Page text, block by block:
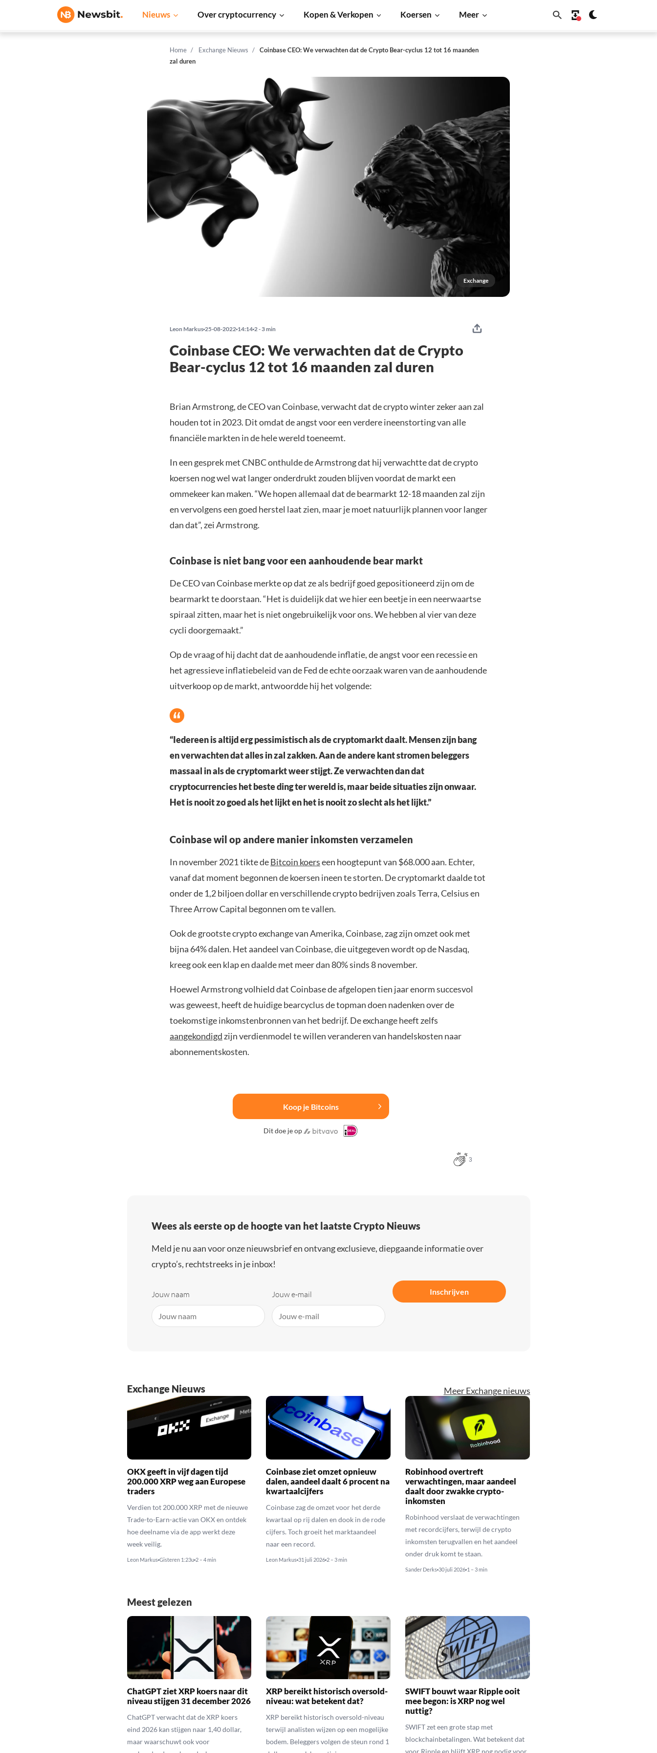
Nieuws Over cryptocurrency Kopen & Verkopen Koersen Meer
Home Exchange Nieuws
Coinbase CEO: We verwachten dat de Crypto Bear-cyclus 12 tot 16 maanden
zal duren
Exchange
Leon Markus 25-08-2022 14:14 2 - 3 min
Coinbase CEO: We verwachten dat de Crypto
Bear-cyclus 12 tot 16 maanden zal duren
Brian Armstrong, de CEO van Coinbase, verwacht dat de crypto winter zeker aan zal
houden tot in 2023. Dit omdat de angst voor een verdere ineenstorting van alle
financiële markten in de hele wereld toeneemt.
In een gesprek met CNBC onthulde de Armstrong dat hij verwachtte dat de crypto
koersen nog wel wat langer onderdrukt zouden blijven voordat de markt een
ommekeer kan maken. “We hopen allemaal dat de bearmarkt 12-18 maanden zal zijn
en vervolgens een goed herstel laat zien, maar je moet natuurlijk plannen voor langer
dan dat”, zei Armstrong.
Coinbase is niet bang voor een aanhoudende bear markt
De CEO van Coinbase merkte op dat ze als bedrijf goed gepositioneerd zijn om de
bearmarkt te doorstaan. “Het is duidelijk dat we hier een beetje in een neerwaartse
spiraal zitten, maar het is niet ongebruikelijk voor ons. We hebben al vier van deze
cycli doorgemaakt.”
Op de vraag of hij dacht dat de aanhoudende inflatie, de angst voor een recessie en
het agressieve inflatiebeleid van de Fed de echte oorzaak waren van de aanhoudende
uitverkoop op de markt, antwoordde hij het volgende:
“Iedereen is altijd erg pessimistisch als de cryptomarkt daalt. Mensen zijn bang
en verwachten dat alles in zal zakken. Aan de andere kant stromen beleggers
massaal in als de cryptomarkt weer stijgt. Ze verwachten dan dat
cryptocurrencies het beste ding ter wereld is, maar beide situaties zijn onwaar.
Het is nooit zo goed als het lijkt en het is nooit zo slecht als het lijkt.”
Coinbase wil op andere manier inkomsten verzamelen
In november 2021 tikte deBitcoin koerseen hoogtepunt van $68.000 aan. Echter,
vanaf dat moment begonnen de koersen ineen te storten. De cryptomarkt daalde tot
onder de 1,2 biljoen dollar en verschillende crypto bedrijven zoals Terra, Celsius en
Three Arrow Capital begonnen om te vallen.
Ook de grootste crypto exchange van Amerika, Coinbase, zag zijn omzet ook met
bijna 64% dalen. Het aandeel van Coinbase, die uitgegeven wordt op de Nasdaq,
kreeg ook een klap en daalde met meer dan 80% sinds 8 november.
Hoewel Armstrong volhield dat Coinbase de afgelopen tien jaar enorm succesvol
was geweest, heeft de huidige bearcyclus de topman doen nadenken over de
toekomstige inkomstenbronnen van het bedrijf. De exchange heeft zelfs
aangekondigd zijn verdienmodel te willen veranderen van handelskosten naar
abonnementskosten.
Koop je Bitcoins
Dit doe je op
3
Wees als eerste op de hoogte van het laatste Crypto Nieuws
Meld je nu aan voor onze nieuwsbrief en ontvang exclusieve, diepgaande informatie over
crypto’s, rechtstreeks in je inbox!
Jouw naam Jouw e-mail Inschrijven
Exchange Nieuws Meer Exchange nieuws
OKX geeft in vijf dagen tijd
200.000 XRP weg aan Europese
traders
Verdien tot 200.000 XRP met de nieuwe
Trade-to-Earn-actie van OKX en ontdek
hoe deelname via de app werkt deze
week veilig.
Leon Markus Gisteren 1:23u 2 – 4 min
Coinbase ziet omzet opnieuw
dalen, aandeel daalt 6 procent na
kwartaalcijfers
Coinbase zag de omzet voor het derde
kwartaal op rij dalen en dook in de rode
cijfers. Toch groeit het marktaandeel
naar een record.
Leon Markus 31 juli 2026 2 – 3 min
Robinhood overtreft
verwachtingen, maar aandeel
daalt door zwakke crypto-
inkomsten
Robinhood verslaat de verwachtingen
met recordcijfers, terwijl de crypto
inkomsten terugvallen en het aandeel
onder druk komt te staan.
Sander Derks 30 juli 2026 1 – 3 min
Meest gelezen
ChatGPT ziet XRP koers naar dit
niveau stijgen 31 december 2026
ChatGPT verwacht dat de XRP koers
eind 2026 kan stijgen naar 1,40 dollar,
maar waarschuwt ook voor
XRP bereikt historisch oversold-
niveau: wat betekent dat?
XRP bereikt historisch oversold-niveau
terwijl analisten wijzen op een mogelijke
bodem. Beleggers volgen de steun rond 1
SWIFT bouwt waar Ripple ooit
mee begon: is XRP nog wel
nuttig?
SWIFT zet een grote stap met
blockchainbetalingen. Wat betekent dat